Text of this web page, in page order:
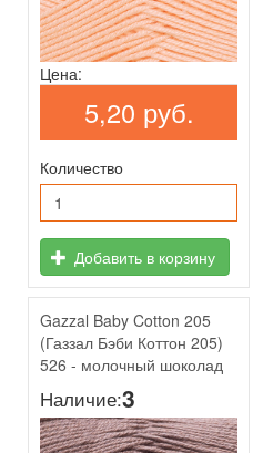
Цена:
5,20 руб.
Количество
Добавить в корзину
Gazzal Baby Cotton 205
(Газзал Бэби Коттон 205)
526 - молочный шоколад
Наличие:3